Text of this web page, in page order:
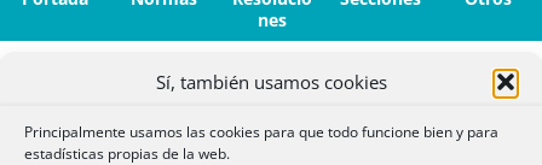
Sí, también usamos cookies
Principalmente usamos las cookies para que todo funcione bien y para
estadísticas propias de la web.
nes
Resoluciones » Sena
E) » Expediente de Dominio